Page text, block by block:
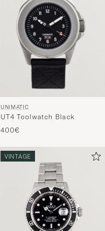
UNIMATIC
UT4 Toolwatch Black
400€
VINTAGE